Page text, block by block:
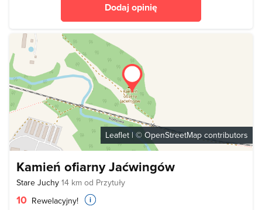
Dodaj opinię
Leaflet | © OpenStreetMap contributors
Kamień ofiarny Jaćwingów
Stare Juchy 14 km od Przytuły
10 Rewelacyjny!